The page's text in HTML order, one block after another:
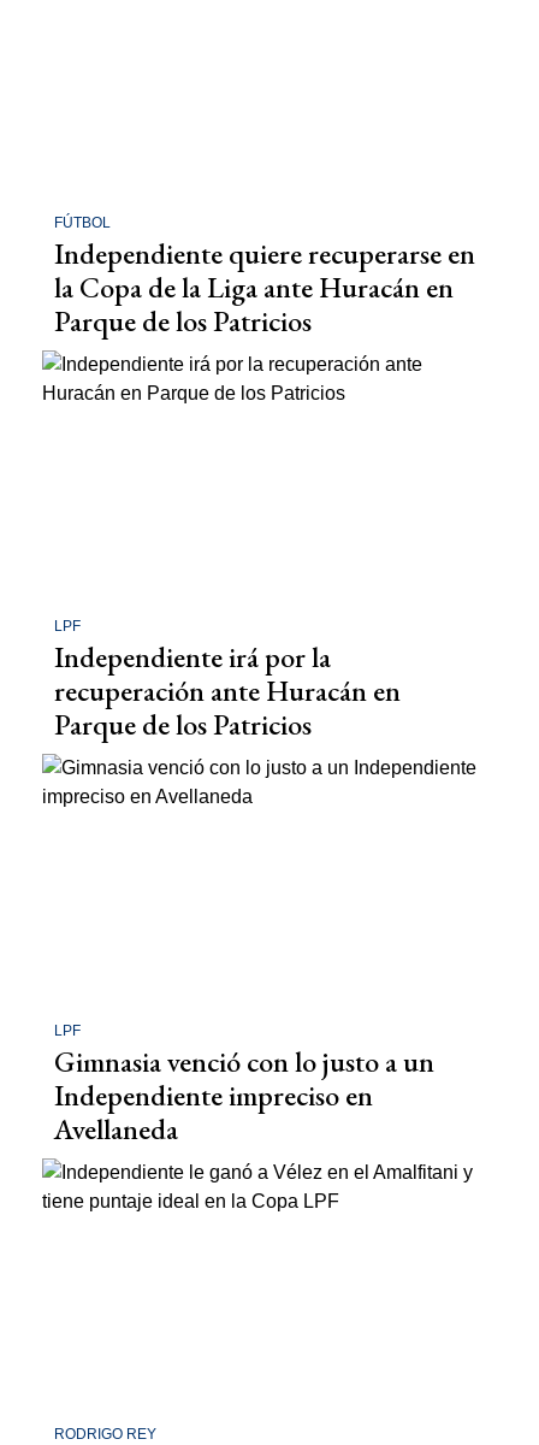
FÚTBOL
Independiente quiere recuperarse en
la Copa de la Liga ante Huracán en
Parque de los Patricios
LPF
Independiente irá por la
recuperación ante Huracán en
Parque de los Patricios
LPF
Gimnasia venció con lo justo a un
Independiente impreciso en
Avellaneda
RODRIGO REY